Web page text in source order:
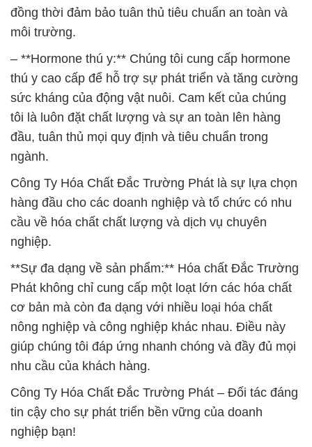
sức kháng của động vật nuôi. Cam kết của chúng
tôi là luôn đặt chất lượng và sự an toàn lên hàng
đầu, tuân thủ mọi quy định và tiêu chuẩn trong
ngành.
Công Ty Hóa Chất Đắc Trường Phát là sự lựa chọn
hàng đầu cho các doanh nghiệp và tổ chức có nhu
cầu về hóa chất chất lượng và dịch vụ chuyên
nghiệp.
**Sự đa dạng về sản phẩm:** Hóa chất Đắc Trường
Phát không chỉ cung cấp một loạt lớn các hóa chất
cơ bản mà còn đa dạng với nhiều loại hóa chất
nông nghiệp và công nghiệp khác nhau. Điều này
giúp chúng tôi đáp ứng nhanh chóng và đầy đủ mọi
nhu cầu của khách hàng.
Công Ty Hóa Chất Đắc Trường Phát – Đối tác đáng
tin cậy cho sự phát triển bền vững của doanh
nghiệp bạn!
# Địa chỉ chuyên bán × thương mại hóa chất hóa
chất Flakes Kiềm NaOH * Xút NaOH Vảy tại Cần
Thơ
# Cty bán ≈ phân phối hóa chất hóa chất Flakes